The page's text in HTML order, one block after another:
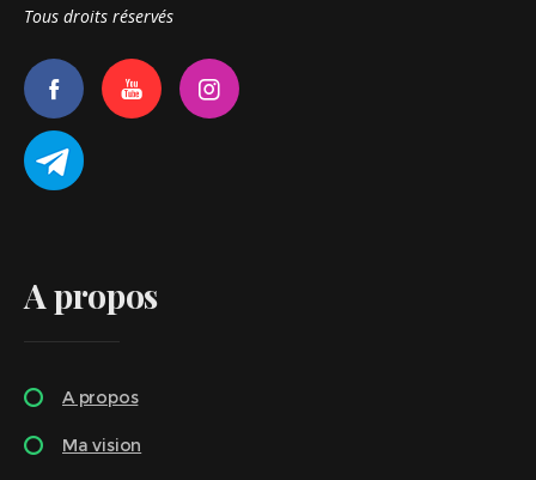
Tous droits réservés
A propos
A propos
Ma vision